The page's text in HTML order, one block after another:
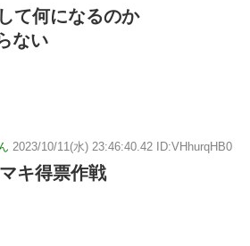
て何になるのか
ない
2023/10/11(水) 23:46:40.42 ID:VHhurqHB0
キ得票作戦